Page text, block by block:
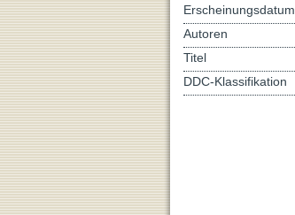
Erscheinungsdatum
Autoren
Titel
DDC-Klassifikation